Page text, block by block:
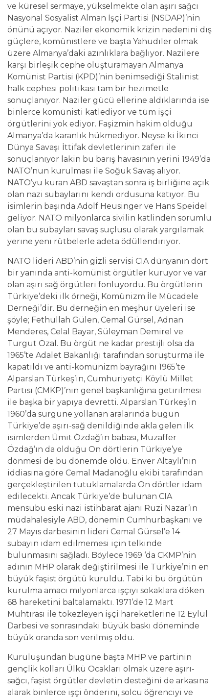
ve küresel sermaye, yükselmekte olan aşırı sağcı
Nasyonal Sosyalist Alman İşçi Partisi (NSDAP)’nin
önünü açıyor. Naziler ekonomik krizin nedenini dış
güçlere, komünistlere ve başta Yahudiler olmak
üzere Almanya’daki azınlıklara bağlıyor. Nazilere
karşı birleşik cephe oluşturamayan Almanya
Komünist Partisi (KPD)’nin benimsediği Stalinist
halk cephesi politikası tam bir hezimetle
sonuçlanıyor. Naziler gücü ellerine aldıklarında ise
binlerce komünisti katlediyor ve tüm işçi
örgütlerini yok ediyor. Faşizmin hakim olduğu
Almanya’da karanlık hükmediyor. Neyse ki İkinci
Dünya Savaşı İttifak devletlerinin zaferi ile
sonuçlanıyor lakin bu barış havasının yerini 1949’da
NATO’nun kurulması ile Soğuk Savaş alıyor.
NATO’yu kuran ABD savaştan sonra iş birliğine açık
olan nazi subaylarını kendi ordusuna katıyor. Bu
isimlerin başında Adolf Heusinger ve Hans Speidel
geliyor. NATO milyonlarca sivilin katlinden sorumlu
olan bu subayları savaş suçlusu olarak yargılamak
yerine yeni rütbelerle adeta ödüllendiriyor.
NATO lideri ABD’nin gizli servisi CIA dünyanın dört
bir yanında anti-komünist örgütler kuruyor ve var
olan aşırı sağ örgütleri fonluyordu. Bu örgütlerin
Türkiye’deki ilk örneği, Komünizm İle Mücadele
Derneği’dir. Bu derneğin en meşhur üyeleri ise
şöyle; Fethullah Gülen, Cemal Gürsel, Adnan
Menderes, Celal Bayar, Süleyman Demirel ve
Turgut Özal. Bu örgüt ne kadar prestijli olsa da
1965’te Adalet Bakanlığı tarafından soruşturma ile
kapatıldı ve anti-komünizm bayrağını 1965’te
Alparslan Türkeş’in, Cumhuriyetçi Köylü Millet
Partisi (CMKP)’nin genel başkanlığına getirilmesi
ile başka bir yapıya devretti. Alparslan Türkeş’in
1960’da sürgüne yollanan aralarında bugün
Türkiye’de aşırı-sağ denildiğinde akla gelen ilk
isimlerden Ümit Özdağ’ın babası, Muzaffer
Özdağ’ın da olduğu On dörtlerin Türkiye’ye
dönmesi de bu dönemde oldu. Enver Altaylı’nın
iddiasına göre Cemal Madanoğlu ekibi tarafından
gerçekleştirilen tutuklamalarda On dörtler idam
edilecekti. Ancak Türkiye’de bulunan CIA
mensubu eski nazi istihbarat ajanı Ruzi Nazar’ın
müdahalesiyle ABD, dönemin Cumhurbaşkanı ve
27 Mayıs darbesinin lideri Cemal Gürsel’e 14
subayın idam edilmemesi için telkinde
bulunmasını sağladı. Böylece 1969 ‘da CKMP’nin
adının MHP olarak değiştirilmesi ile Türkiye’nin en
büyük faşist örgütü kuruldu. Tabi ki bu örgütün
kurulma amacı milyonlarca işçiyi sokaklara döken
68 hareketini baltalamaktı. 1971’de 12 Mart
Muhtırası ile tökezleyen işçi hareketlerine 12 Eylül
Darbesi ve sonrasındaki büyük baskı döneminde
büyük oranda son verilmiş oldu.
Kuruluşundan bugüne başta MHP ve partinin
gençlik kolları Ülkü Ocakları olmak üzere aşırı-
sağcı, faşist örgütler devletin desteğini de arkasına
alarak binlerce işçi önderini, solcu öğrenciyi ve